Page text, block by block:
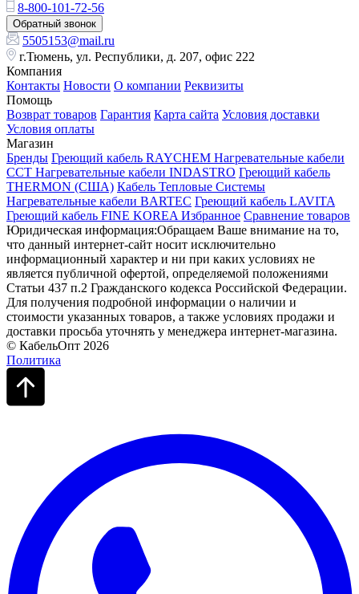
8-800-101-72-56
Обратный звонок
5505153@mail.ru
г.Тюмень, ул. Республики, д. 207, офис 222
Компания
Контакты Новости О компании Реквизиты
Помощь
Возврат товаров Гарантия Карта сайта Условия доставки
Условия оплаты
Магазин
Бренды Греющий кабель RAYCHEM Нагревательные кабели
ССТ Нагревательные кабели INDASTRO Греющий кабель
THERMON (США) Кабель Тепловые Системы
Нагревательные кабели BARTEC Греющий кабель LAVITA
Греющий кабель FINE KOREA Избранное Сравнение товаров
Юридическая информация:Обращаем Ваше внимание на то,
что данный интернет-сайт носит исключительно
информационный характер и ни при каких условиях не
является публичной офертой, определяемой положениями
Статьи 437 п.2 Гражданского кодекса Российской Федерации.
Для получения подробной информации о наличии и
стоимости указанных товаров, а также условиях продажи и
доставки просьба уточнять у менеджера интернет-магазина.
© КабельОпт 2026
Политика